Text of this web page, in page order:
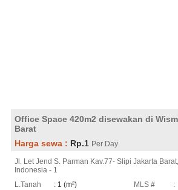
Office Space 420m2 disewakan di
Barat
Harga sewa : Rp.1 Per Day
Jl. Let Jend S. Parman Kav.77- Slipi Jakarta
Indonesia - 1
L.Tanah
: 1 (m²)
MLS #
: